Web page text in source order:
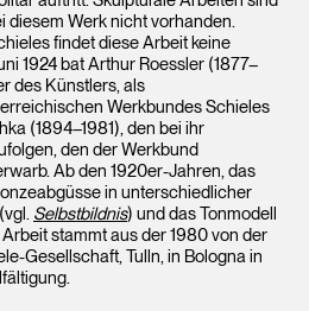
Werk nicht vorhanden.
findet diese Arbeit keine
1924 bat Arthur Roessler (1877–
des Künstlers, als
Werkbundes Schieles
(1894–1981), den bei ihr
den der Werkbund
Ab den 1920er-Jahren, das
in unterschiedlicher
Selbstbildnis) und das Tonmodell
stammt aus der 1980 von der
Gesellschaft, Tulln, in Bologna in